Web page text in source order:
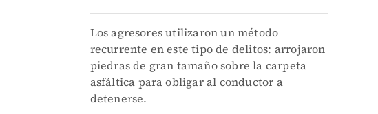
Los agresores utilizaron un método
recurrente en este tipo de delitos: arrojaron
piedras de gran tamaño sobre la carpeta
asfáltica para obligar al conductor a
detenerse.